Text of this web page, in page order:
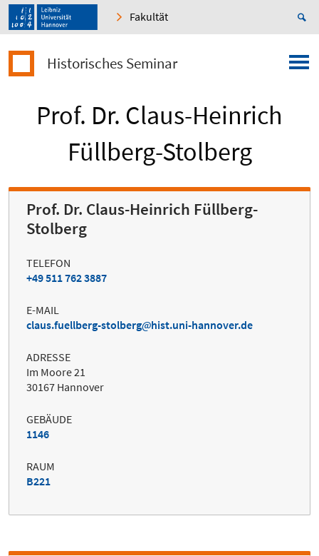
Fakultät
Historisches Seminar
Prof. Dr. Claus-Heinrich
Füllberg-Stolberg
Prof. Dr. Claus-Heinrich Füllberg-
Stolberg
TELEFON
+49 511 762 3887
E-MAIL
claus.fuellberg-stolberg
hist.uni-hannover.de
ADRESSE
Im Moore 21
30167 Hannover
GEBÄUDE
1146
RAUM
B221